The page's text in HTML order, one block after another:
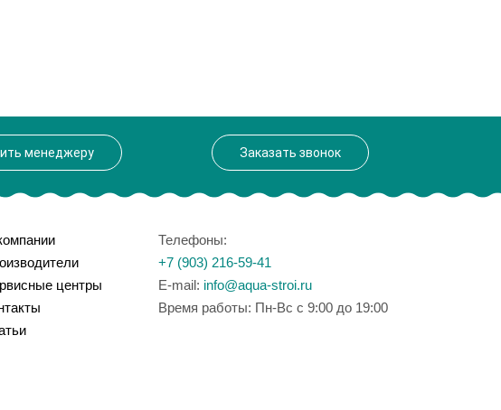
менеджеру Заказать звонок
центры
Телефоны:
+7 (903) 216-59-41
E-mail: info@aqua-stroi.ru
Время работы: Пн-Вс с 9:00 до 19:00